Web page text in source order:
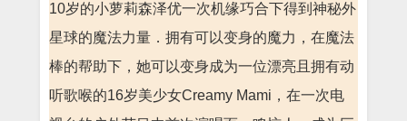
10岁的小萝莉森泽优一次机缘巧合下得到神秘外
星球的魔法力量．拥有可以变身的魔力，在魔法
棒的帮助下，她可以变身成为一位漂亮且拥有动
听歌喉的16岁美少女Creamy Mami，在一次电